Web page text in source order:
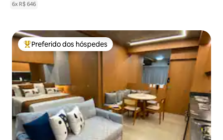
6x R$ 646
Entre os melhores preferidos dos hóspedes
Preferido dos hóspedes